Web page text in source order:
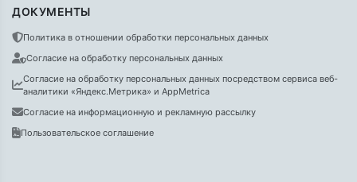
ДОКУМЕНТЫ
Политика в отношении обработки персональных данных
Согласие на обработку персональных данных
Согласие на обработку персональных данных посредством сервиса веб-
аналитики «Яндекс.Метрика» и AppMetrica
Согласие на информационную и рекламную рассылку
Пользовательское соглашение